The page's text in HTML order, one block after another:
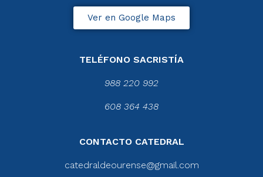
Ver en Google Maps
TELÉFONO SACRISTÍA
988 220 992
608 364 438
CONTACTO CATEDRAL
catedraldeourense@gmail.com